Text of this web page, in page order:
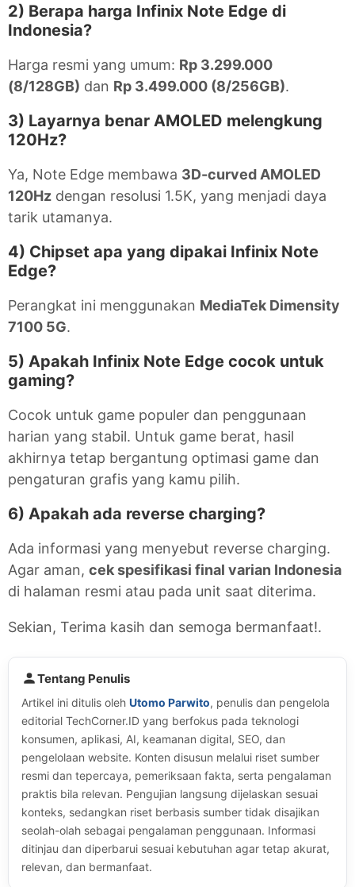
2) Berapa harga Infinix Note Edge di
Indonesia?
Harga resmi yang umum: Rp 3.299.000
(8/128GB) dan Rp 3.499.000 (8/256GB).
3) Layarnya benar AMOLED melengkung
120Hz?
Ya, Note Edge membawa 3D-curved AMOLED
120Hz dengan resolusi 1.5K, yang menjadi daya
tarik utamanya.
4) Chipset apa yang dipakai Infinix Note
Edge?
Perangkat ini menggunakan MediaTek Dimensity
7100 5G.
5) Apakah Infinix Note Edge cocok untuk
gaming?
Cocok untuk game populer dan penggunaan
harian yang stabil. Untuk game berat, hasil
akhirnya tetap bergantung optimasi game dan
pengaturan grafis yang kamu pilih.
6) Apakah ada reverse charging?
Ada informasi yang menyebut reverse charging.
Agar aman, cek spesifikasi final varian Indonesia
di halaman resmi atau pada unit saat diterima.
Sekian, Terima kasih dan semoga bermanfaat!.
Tentang Penulis
Artikel ini ditulis oleh Utomo Parwito, penulis dan pengelola
editorial TechCorner.ID yang berfokus pada teknologi
konsumen, aplikasi, AI, keamanan digital, SEO, dan
pengelolaan website. Konten disusun melalui riset sumber
resmi dan tepercaya, pemeriksaan fakta, serta pengalaman
praktis bila relevan. Pengujian langsung dijelaskan sesuai
konteks, sedangkan riset berbasis sumber tidak disajikan
seolah-olah sebagai pengalaman penggunaan. Informasi
ditinjau dan diperbarui sesuai kebutuhan agar tetap akurat,
relevan, dan bermanfaat.